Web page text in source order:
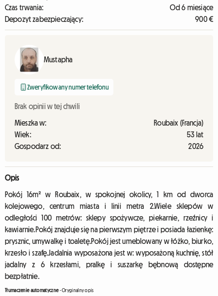
Czas trwania:
Od 6 miesiące
Depozyt zabezpieczający:
900 €
Mustapha
Zweryfikowany numer telefonu
Brak opinii w tej chwili
Mieszka w:
Roubaix (Francja)
Wiek:
53 lat
Gospodarz od:
2026
Opis
Pokój 16m² w Roubaix, w spokojnej okolicy, 1 km od dworca
kolejowego, centrum miasta i linii metra 2.Wiele sklepów w
odległości 100 metrów: sklepy spożywcze, piekarnie, rzeźnicy i
kawiarnie.Pokój znajduje się na pierwszym piętrze i posiada łazienkę:
prysznic, umywalkę i toaletę.Pokój jest umeblowany w łóżko, biurko,
krzesło i szafę.Jadalnia wyposażona jest w: wyposażoną kuchnię, stół
jadalny z 6 krzesłami, pralkę i suszarkę bębnową dostępne
bezpłatnie.
Tłumaczenie automatyczne-Oryginalny opis